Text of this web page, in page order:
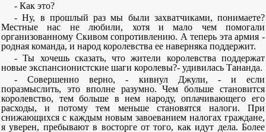
- Как это?
- Ну, в прошлый раз мы были захватчиками, понимаете?
Местные нас не любили, хотя и мало чем помогали
организованному Скивом сопротивлению. А теперь эта армия -
родная команда, и народ королевства ее наверняка поддержит.
- Ты хочешь сказать, что жители королевства поддержат
новые экспансионистские шаги королевы?- удивилась Тананда.
- Совершенно верно, - кивнул Джули, - и если
поразмыслить, это вполне разумно. Чем больше становится
королевство, тем больше в нем народу, оплачивающего его
расходы, и потому тем меньше становятся налоги. При
снижающихся с каждым новым завоеванием налогах граждане,
я уверен, пребывают в восторге от того, как идут дела. Более